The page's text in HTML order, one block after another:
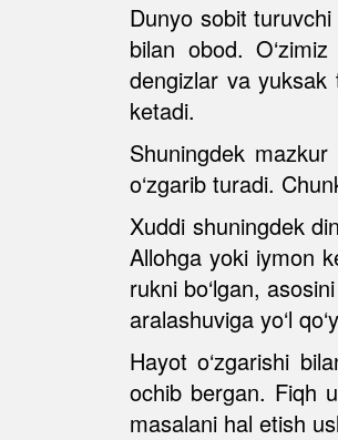
Dunyo sobit
bilan obod.
dengizlar va yuksak
ketadi.
Shuningdek
o‘zgarib turadi.
Xuddi shuningdek
Allohga yoki iymon
rukni bo‘lgan,
aralashuviga yo‘l
Hayot o‘zgarishi
ochib bergan. Fiqh
masalani hal etish